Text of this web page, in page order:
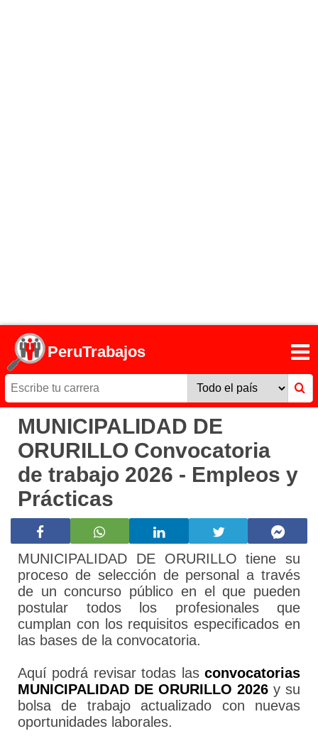
PeruTrabajos
MUNICIPALIDAD DE
ORURILLO Convocatoria
de trabajo 2026 - Empleos y
Prácticas
MUNICIPALIDAD DE ORURILLO tiene su
proceso de selección de personal a través
de un concurso público en el que pueden
postular todos los profesionales que
cumplan con los requisitos especificados en
las bases de la convocatoria.
Aquí podrá revisar todas las convocatorias
MUNICIPALIDAD DE ORURILLO 2026 y su
bolsa de trabajo actualizado con nuevas
oportunidades laborales.